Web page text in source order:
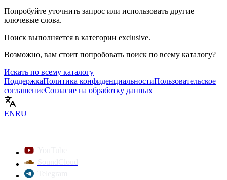
Попробуйте уточнить запрос или использовать другие
ключевые слова.
Поиск выполняется в категории exclusive.
Возможно, вам стоит попробовать поиск по всему каталогу?
Искать по всему каталогу
ПоддержкаПолитика конфиденциальностиПользовательское
соглашениеСогласие на обработку данных
ENRU